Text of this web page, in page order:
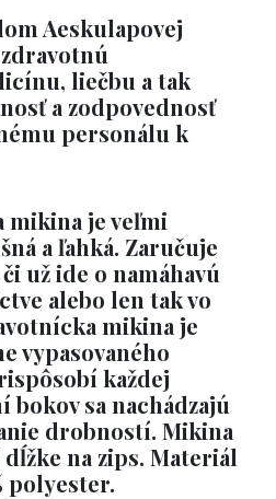
Aeskulapovej
liečbu a tak
a zodpovednosť
personálu k
mikina je veľmi
a ľahká. Zaručuje
už ide o namáhavú
alebo len tak vo
mikina je
vypasovaného
každej
bokov sa nachádzajú
drobností. Mikina
na zips. Materiál
polyester.